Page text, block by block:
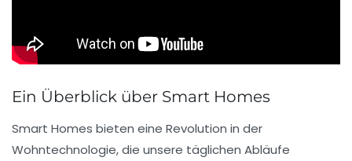
Ein Überblick über Smart Homes
Smart Homes bieten eine Revolution in der
Wohntechnologie, die unsere täglichen Abläufe